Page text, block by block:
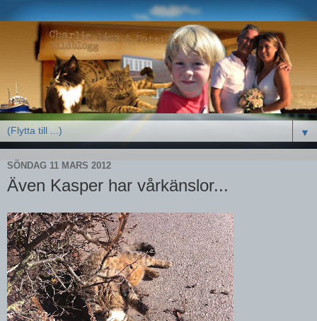
▼
SÖNDAG 11 MARS 2012
Även Kasper har vårkänslor...